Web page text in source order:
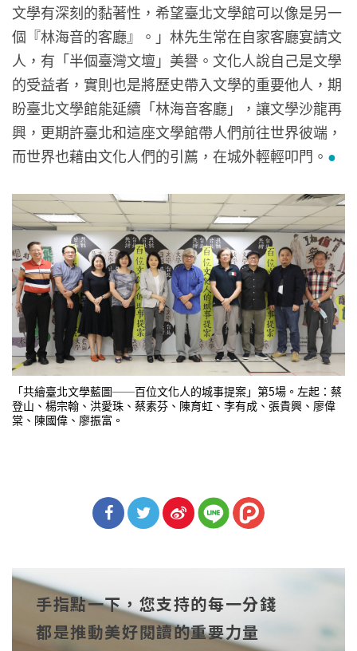
文學有深刻的黏著性，希望臺北文學館可以像是另一
個『林海音的客廳』。」林先生常在自家客廳宴請文
人，有「半個臺灣文壇」美譽。文化人說自己是文學
的受益者，實則也是將歷史帶入文學的重要他人，期
盼臺北文學館能延續「林海音客廳」，讓文學沙龍再
興，更期許臺北和這座文學館帶人們前往世界彼端，
而世界也藉由文化人們的引薦，在城外輕輕叩門。 ●
「共繪臺北文學藍圖──百位文化人的城事提案」第5場。左起：蔡
登山、楊宗翰、洪愛珠、蔡素芬、陳育虹、李有成、張貴興、廖偉
棠、陳國偉、廖振富。
cebo
ok
witt
er
博
手指點一下，您支持的每一分錢
都是推動美好閱讀的重要力量